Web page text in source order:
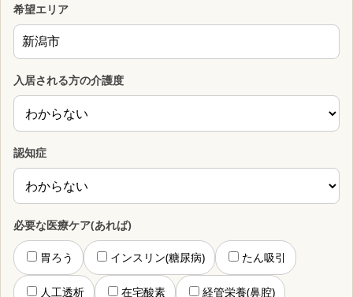
希望エリア
入居される方の介護度
認知症
必要な医療ケア(あれば)
胃ろう インスリン(糖尿病) たん吸引
人工透析 在宅酸素 経管栄養(鼻腔)